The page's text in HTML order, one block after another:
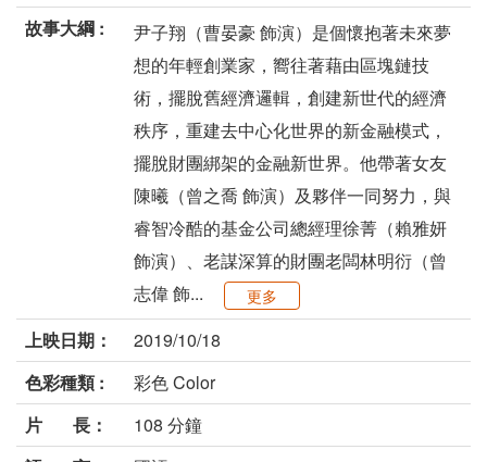
故事大綱 :
尹子翔（曹晏豪 飾演）是個懷抱著未來夢
想的年輕創業家，嚮往著藉由區塊鏈技
術，擺脫舊經濟邏輯，創建新世代的經濟
秩序，重建去中心化世界的新金融模式，
擺脫財團綁架的金融新世界。他帶著女友
陳曦（曾之喬 飾演）及夥伴一同努力，與
睿智冷酷的基金公司總經理徐菁（賴雅妍
飾演）、老謀深算的財團老闆林明衍（曾
志偉 飾...
更多
上映日期：
2019/10/18
色彩種類 :
彩色 Color
片 長：
108 分鐘